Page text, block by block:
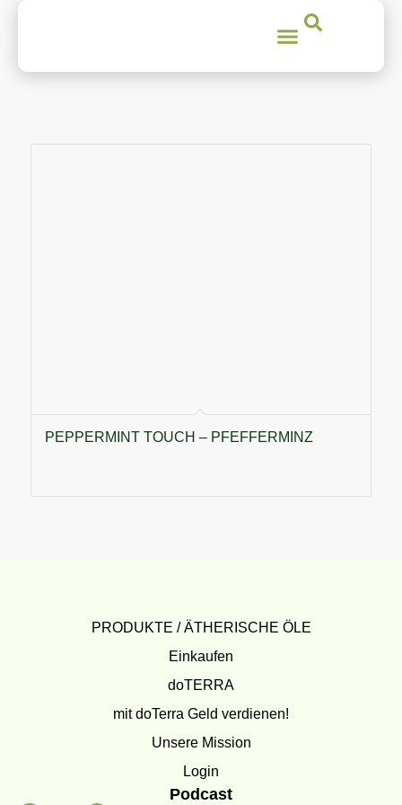
PEPPERMINT TOUCH – PFEFFERMINZ
PRODUKTE / ÄTHERISCHE ÖLE
Einkaufen
doTERRA
mit doTerra Geld verdienen!
Unsere Mission
Login
Podcast